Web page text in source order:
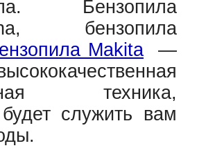
Бензопила
бензопила
Makita —
техника,
служить вам